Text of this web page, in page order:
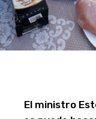
El ministro